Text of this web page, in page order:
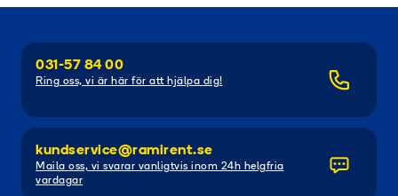
031-57 84 00
Ring oss, vi är här för att hjälpa dig!
kundservice@ramirent.se
Maila oss, vi svarar vanligtvis inom 24h helgfria
vardagar